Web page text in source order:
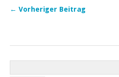
← Vorheriger Beitrag